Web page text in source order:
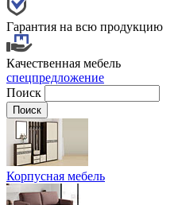
Гарантия на всю продукцию
Качественная мебель
спецпредложение
Поиск
Корпусная мебель